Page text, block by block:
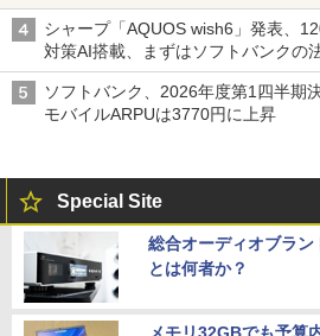
シャープ「AQUOS wish6」発表、
対策AI搭載、まずはソフトバンクの
ソフトバンク、2026年度第1四半期
モバイルARPUは3770円に上昇
Special Site
総合オーディオブラ
とは何者か？